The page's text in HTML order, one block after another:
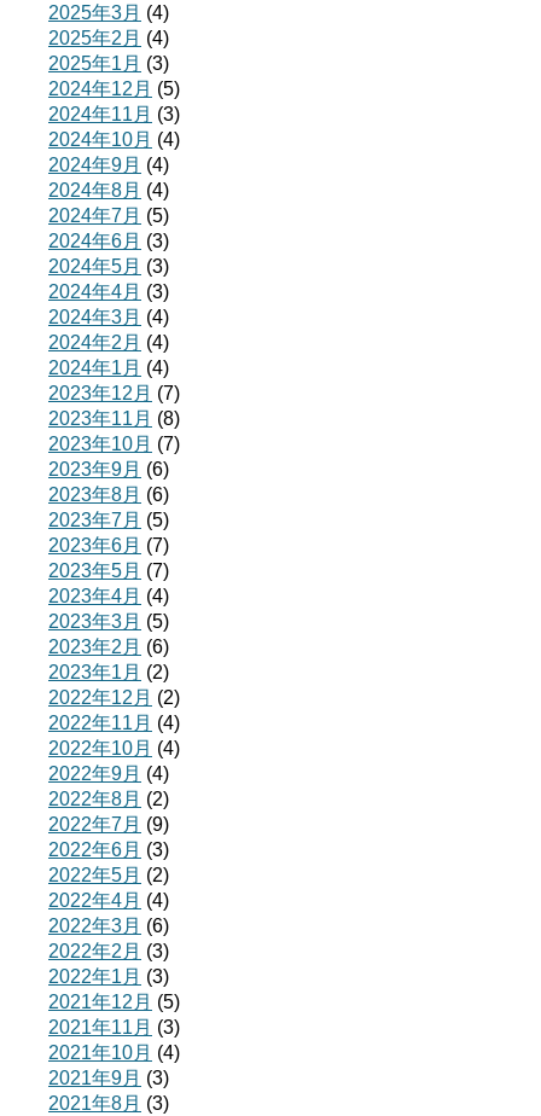
2025年3月 (4)
2025年2月 (4)
2025年1月 (3)
2024年12月 (5)
2024年11月 (3)
2024年10月 (4)
2024年9月 (4)
2024年8月 (4)
2024年7月 (5)
2024年6月 (3)
2024年5月 (3)
2024年4月 (3)
2024年3月 (4)
2024年2月 (4)
2024年1月 (4)
2023年12月 (7)
2023年11月 (8)
2023年10月 (7)
2023年9月 (6)
2023年8月 (6)
2023年7月 (5)
2023年6月 (7)
2023年5月 (7)
2023年4月 (4)
2023年3月 (5)
2023年2月 (6)
2023年1月 (2)
2022年12月 (2)
2022年11月 (4)
2022年10月 (4)
2022年9月 (4)
2022年8月 (2)
2022年7月 (9)
2022年6月 (3)
2022年5月 (2)
2022年4月 (4)
2022年3月 (6)
2022年2月 (3)
2022年1月 (3)
2021年12月 (5)
2021年11月 (3)
2021年10月 (4)
2021年9月 (3)
2021年8月 (3)